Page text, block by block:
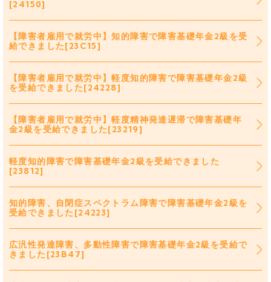
[24150]
【障害者雇用で就労中】知的障害で障害基礎年金2級を受
給できました[23C15]
【障害者雇用で就労中】軽度知的障害で障害基礎年金2級
を受給できました[24228]
【障害者雇用で就労中】軽度精神発達遅滞で障害基礎年
金2級を受給できました[23219]
軽度知的障害で障害基礎年金2級を受給できました
[23812]
知的障害、自閉症スペクトラム障害で障害基礎年金2級を
受給できました[24223]
広汎性発達障害、多動性障害で障害基礎年金2級を受給で
きました[23B47]